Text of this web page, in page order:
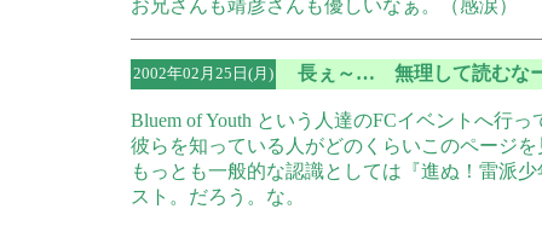
お兄さんも靖彦さんも優しいなぁ。（感涙）
2002年02月25日(月) 長ぇ～… 無理して読む
Bluem of Youth という人達のFCイベントへ行っ
彼らを知っている人がどのくらいこのページ
もっとも一般的な認識としては『進ぬ！雷派
スト。だろう。な。